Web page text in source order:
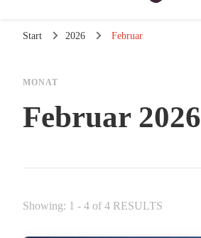
Start 2026 Februar
MONAT
Februar 2026
Showing: 1 - 4 of 4 RESULTS